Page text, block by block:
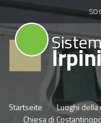
Startseite
Luoghi della
Chiesa di